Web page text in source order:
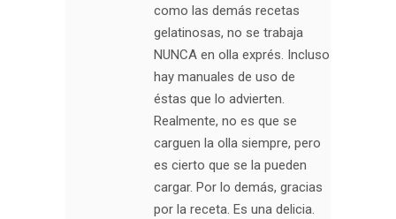
como las demás recetas
gelatinosas, no se trabaja
NUNCA en olla exprés. Incluso
hay manuales de uso de
éstas que lo advierten.
Realmente, no es que se
carguen la olla siempre, pero
es cierto que se la pueden
cargar. Por lo demás, gracias
por la receta. Es una delicia.